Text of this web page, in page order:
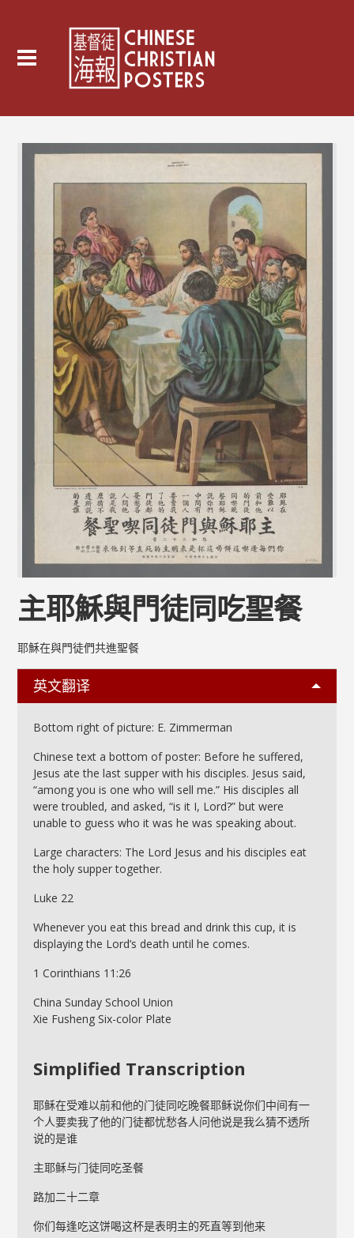
主耶穌與門徒同吃聖餐
耶穌在與門徒們共進聖餐
英文翻译
Bottom right of picture: E. Zimmerman
Chinese text a bottom of poster: Before he suffered,
Jesus ate the last supper with his disciples. Jesus said,
“among you is one who will sell me.” His disciples all
were troubled, and asked, “is it I, Lord?” but were
unable to guess who it was he was speaking about.
Large characters: The Lord Jesus and his disciples eat
the holy supper together.
Luke 22
Whenever you eat this bread and drink this cup, it is
displaying the Lord’s death until he comes.
1 Corinthians 11:26
China Sunday School Union
Xie Fusheng Six-color Plate
Simplified Transcription
耶稣在受难以前和他的门徒同吃晚餐耶稣说你们中间有一
个人要卖我了他的门徒都忧愁各人问他说是我么猜不透所
说的是谁
主耶稣与门徒同吃圣餐
路加二十二章
你们每逢吃这饼喝这杯是表明主的死直等到他来